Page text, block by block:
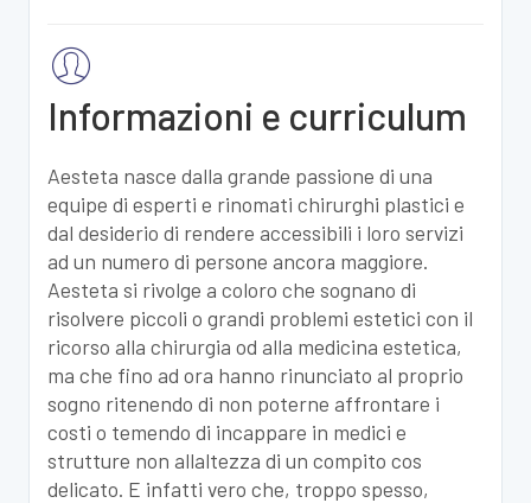
Informazioni e curriculum
Aesteta nasce dalla grande passione di una
equipe di esperti e rinomati chirurghi plastici e
dal desiderio di rendere accessibili i loro servizi
ad un numero di persone ancora maggiore.
Aesteta si rivolge a coloro che sognano di
risolvere piccoli o grandi problemi estetici con il
ricorso alla chirurgia od alla medicina estetica,
ma che fino ad ora hanno rinunciato al proprio
sogno ritenendo di non poterne affrontare i
costi o temendo di incappare in medici e
strutture non allaltezza di un compito cos
delicato. E infatti vero che, troppo spesso,